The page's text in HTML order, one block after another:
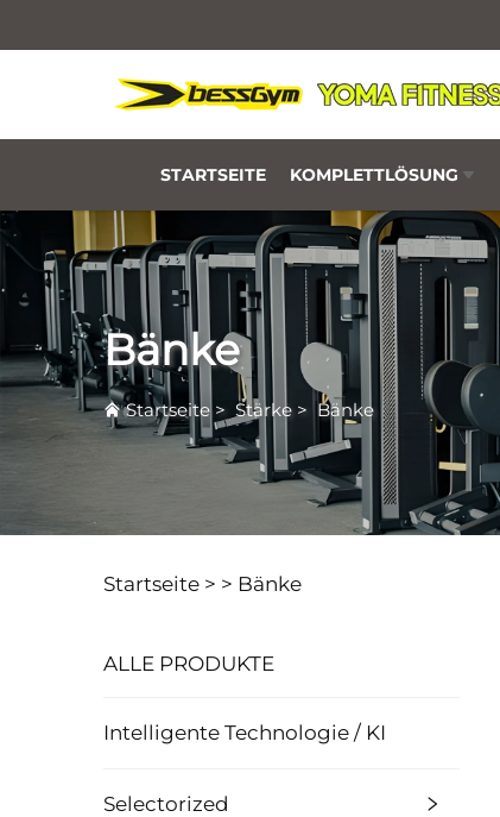
STARTSEITE KOMPLETTLÖSUNG
Bänke
Startseite > Stärke > Bänke
Startseite > > Bänke
ALLE PRODUKTE
Intelligente Technologie / KI
Selectorized